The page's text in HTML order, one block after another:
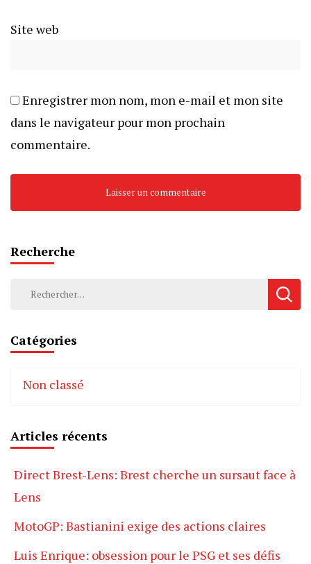
Site web
Enregistrer mon nom, mon e-mail et mon site
dans le navigateur pour mon prochain
commentaire.
Recherche
Rechercher :
Catégories
Non classé
Articles récents
Direct Brest-Lens: Brest cherche un sursaut face à
Lens
MotoGP: Bastianini exige des actions claires
Luis Enrique: obsession pour le PSG et ses défis